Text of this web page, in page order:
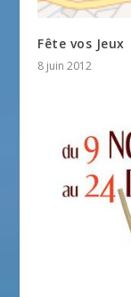
Fête vos Jeux
8 juin 2012